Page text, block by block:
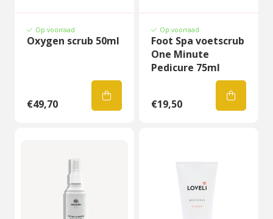
Op voorraad
Oxygen scrub 50ml
€49,70
Op voorraad
Foot Spa voetscrub
One Minute
Pedicure 75ml
€19,50